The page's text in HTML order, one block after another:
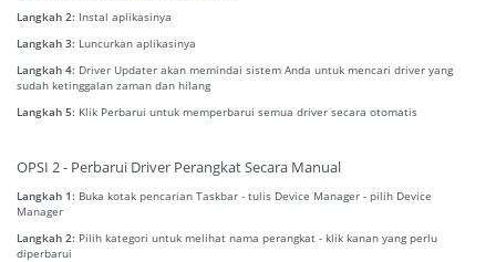
Langkah 2: Instal aplikasinya
Langkah 3: Luncurkan aplikasinya
Langkah 4: Driver Updater akan memindai sistem Anda untuk mencari driver yang
sudah ketinggalan zaman dan hilang
Langkah 5: Klik Perbarui untuk memperbarui semua driver secara otomatis
OPSI 2 - Perbarui Driver Perangkat Secara Manual
Langkah 1: Buka kotak pencarian Taskbar - tulis Device Manager - pilih Device
Manager
Langkah 2: Pilih kategori untuk melihat nama perangkat - klik kanan yang perlu
diperbarui